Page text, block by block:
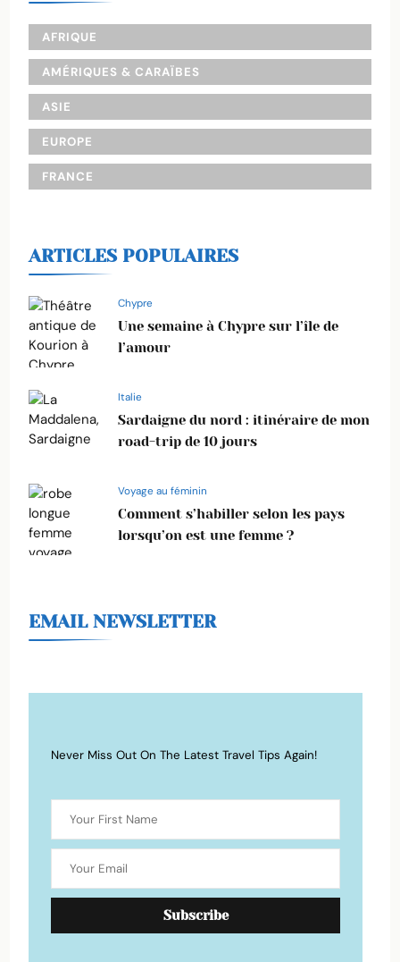
AFRIQUE
AMÉRIQUES & CARAÏBES
ASIE
EUROPE
FRANCE
ARTICLES POPULAIRES
Chypre
Une semaine à Chypre sur l’île de
l’amour
Italie
Sardaigne du nord : itinéraire de mon
road-trip de 10 jours
Voyage au féminin
Comment s’habiller selon les pays
lorsqu’on est une femme ?
EMAIL NEWSLETTER
Never Miss Out On The Latest Travel Tips Again!